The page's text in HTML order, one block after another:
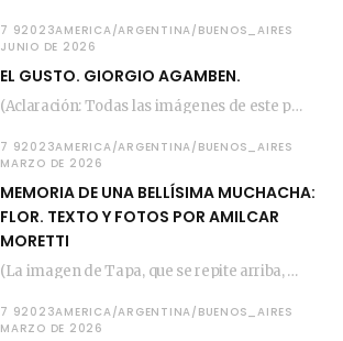
7 92023AMERICA/ARGENTINA/BUENOS_AIRES
JUNIO DE 2026
EL GUSTO. GIORGIO AGAMBEN.
(Aclaración: Todas las imágenes de este posteo fueron tomadas de Bloghemia.com, y todos los…
7 92023AMERICA/ARGENTINA/BUENOS_AIRES
MARZO DE 2026
MEMORIA DE UNA BELLÍSIMA MUCHACHA:
FLOR. TEXTO Y FOTOS POR AMILCAR
MORETTI
(La imagen de Tapa, que se repite arriba, fue compuesta por Amilcar Moretti el viernes…
7 92023AMERICA/ARGENTINA/BUENOS_AIRES
MARZO DE 2026